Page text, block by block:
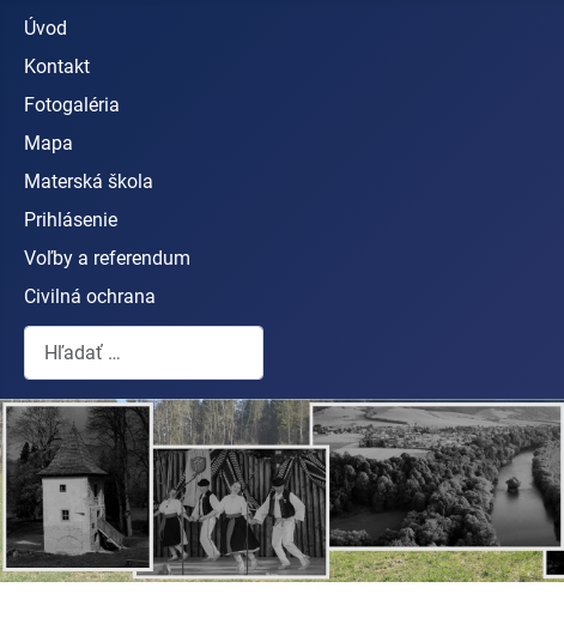
Úvod
Kontakt
Fotogaléria
Mapa
Materská škola
Prihlásenie
Voľby a referendum
Civilná ochrana
Hľadať...